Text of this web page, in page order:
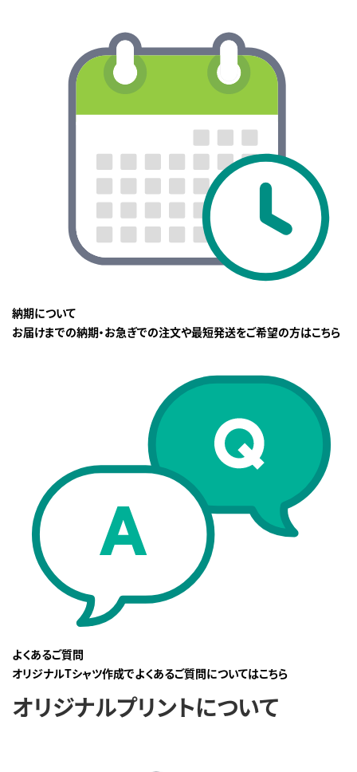
納期について
お届けまでの納期・お急ぎでの注文や最短発送をご希望の方はこちら
よくあるご質問
オリジナルTシャツ作成でよくあるご質問についてはこちら
オリジナルプリントについて